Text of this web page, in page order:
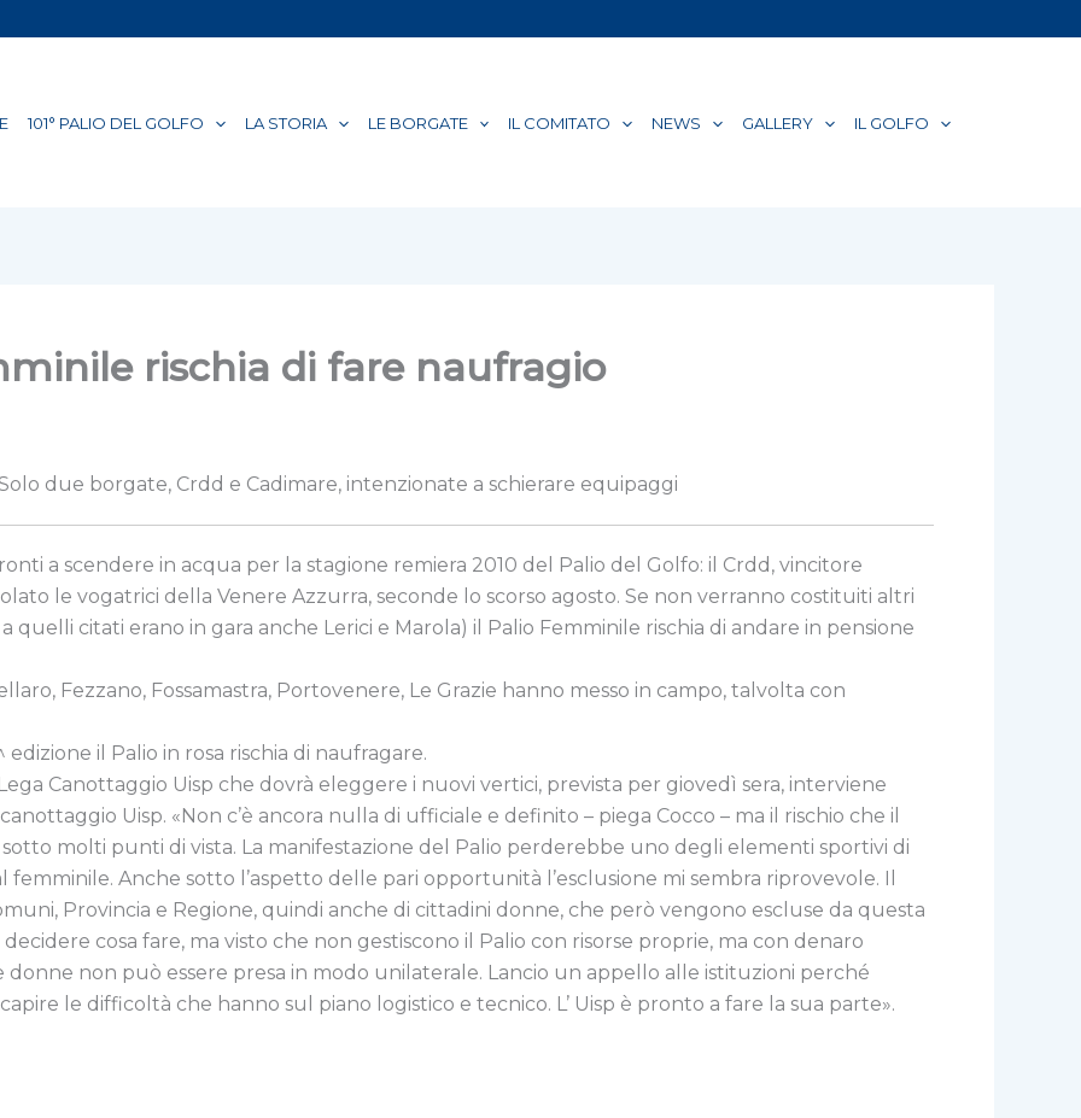
101° PALIO DEL GOLFO LA STORIA LE BORGATE IL COMITATO NEWS GALLERY IL GOLFO
rischia di fare naufragio
due borgate, Crdd e Cadimare, intenzionate a schierare equipaggi
a scendere in acqua per la stagione remiera 2010 del Palio del Golfo: il Crdd, vincitore
le vogatrici della Venere Azzurra, seconde lo scorso agosto. Se non verranno costituiti altri
quelli citati erano in gara anche Lerici e Marola) il Palio Femminile rischia di andare in pensione
Fezzano, Fossamastra, Portovenere, Le Grazie hanno messo in campo, talvolta con
il Palio in rosa rischia di naufragare.
Canottaggio Uisp che dovrà eleggere i nuovi vertici, prevista per giovedì sera, interviene
Uisp. «Non c’è ancora nulla di ufficiale e definito – piega Cocco – ma il rischio che il
molti punti di vista. La manifestazione del Palio perderebbe uno degli elementi sportivi di
Anche sotto l’aspetto delle pari opportunità l’esclusione mi sembra riprovevole. Il
Provincia e Regione, quindi anche di cittadini donne, che però vengono escluse da questa
cosa fare, ma visto che non gestiscono il Palio con risorse proprie, ma con denaro
non può essere presa in modo unilaterale. Lancio un appello alle istituzioni perché
le difficoltà che hanno sul piano logistico e tecnico. L’ Uisp è pronto a fare la sua parte».